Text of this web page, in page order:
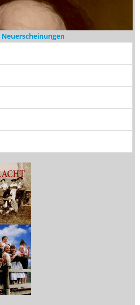
Neuerscheinungen